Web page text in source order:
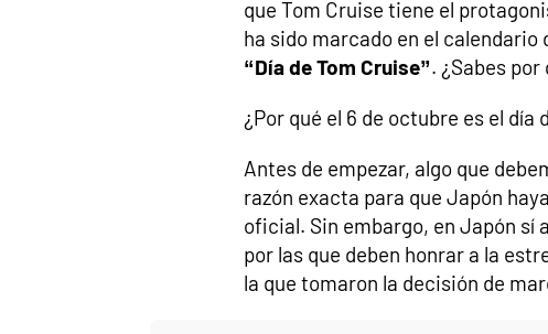
que Tom Cruise tiene el
ha sido marcado en el calendario
“Día de Tom Cruise”. ¿Sabes por
¿Por qué el 6 de octubre es el día
Antes de empezar, algo que
razón exacta para que Japón
oficial. Sin embargo, en Japón sí
por las que deben honrar a la
la que tomaron la decisión de